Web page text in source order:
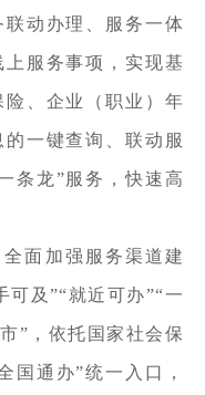
动办理、服务一体
服务事项，实现基
、企业（职业）年
一键查询、联动服
条龙”服务，快速高
全面加强服务渠道建
及”“就近可办”“一
”，依托国家社会保
国通办”统一入口，